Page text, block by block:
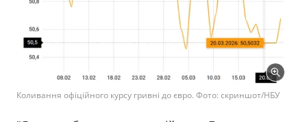
Коливання офіційного курсу гривні до євро. Фото: скриншот/НБУ